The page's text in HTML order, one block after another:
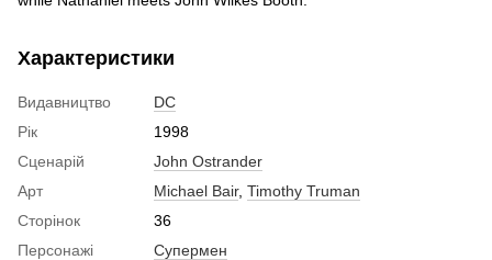
Характеристики
Видавництво
DC
Рік
1998
Сценарій
John Ostrander
Арт
Michael Bair, Timothy Truman
Сторінок
36
Персонажі
Супермен